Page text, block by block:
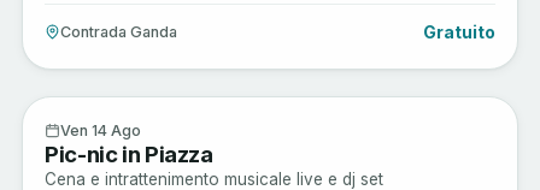
Contrada Ganda Gratuito
Enogastronomia
Ven 14 Ago
Pic-nic in Piazza
Cena e intrattenimento musicale live e dj set